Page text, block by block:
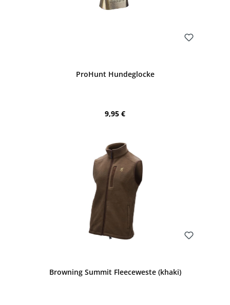
ProHunt Hundeglocke
Regulärer Preis:
9,95 €
Browning Summit Fleeceweste (khaki)